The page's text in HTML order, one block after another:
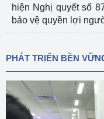
hiện Nghị quyết số
bảo vệ quyền lợi
PHÁT TRIỂN BỀN